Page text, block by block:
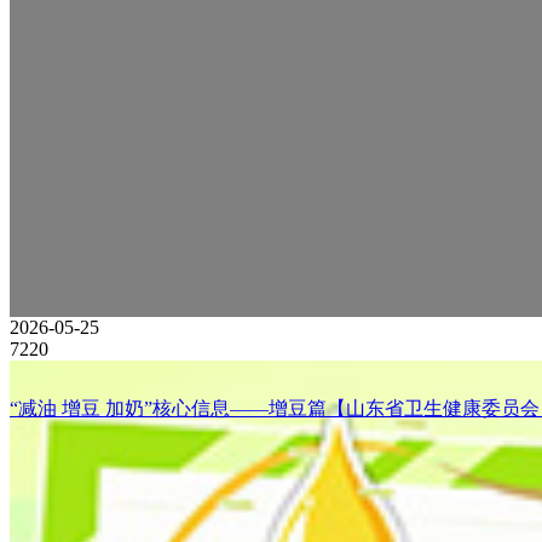
2026-05-25
7220
“减油 增豆 加奶”核心信息——增豆篇【山东省卫生健康委员